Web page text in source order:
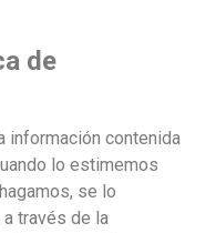
de
información contenida
lo estimemos
se lo
través de la